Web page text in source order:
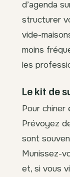
d’agenda
structurer
vide-
moins
les
Le kit de
Pour chiner
Prévoyez
sont
Munissez-
et, si vous